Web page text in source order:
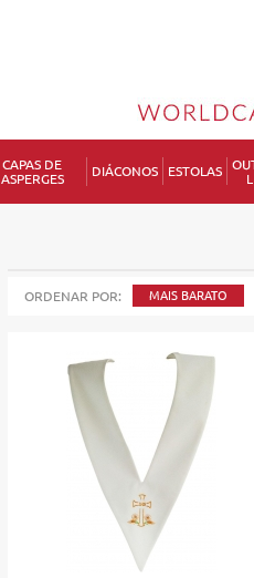
CAPAS DE
ASPERGES
DIÁCONOS ESTOLAS
ORDENAR POR: MAIS BARATO